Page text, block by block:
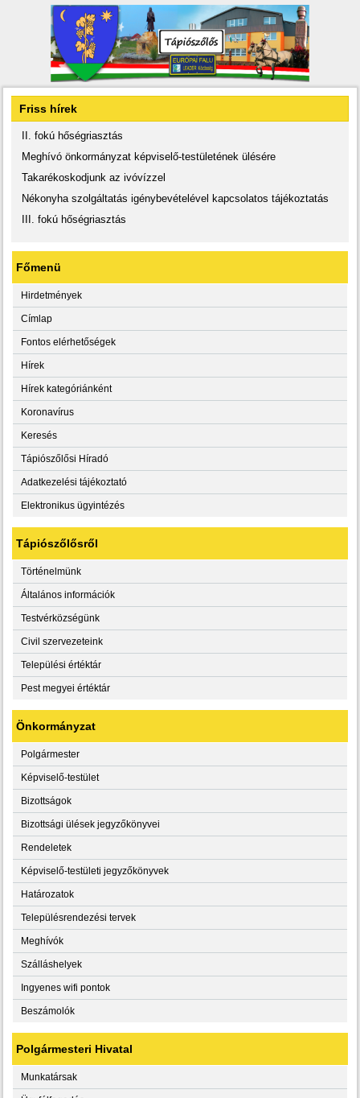
Friss hírek
II. fokú hőségriasztás
Meghívó önkormányzat képviselő-testületének ülésére
Takarékoskodjunk az ivóvízzel
Nékonyha szolgáltatás igénybevételével kapcsolatos tájékoztatás
III. fokú hőségriasztás
Főmenü
Hirdetmények
Címlap
Fontos elérhetőségek
Hírek
Hírek kategóriánként
Koronavírus
Keresés
Tápiószőlősi Híradó
Adatkezelési tájékoztató
Elektronikus ügyintézés
Tápiószőlősről
Történelmünk
Általános információk
Testvérközségünk
Civil szervezeteink
Települési értéktár
Pest megyei értéktár
Önkormányzat
Polgármester
Képviselő-testület
Bizottságok
Bizottsági ülések jegyzőkönyvei
Rendeletek
Képviselő-testületi jegyzőkönyvek
Határozatok
Településrendezési tervek
Meghívók
Szálláshelyek
Ingyenes wifi pontok
Beszámolók
Polgármesteri Hivatal
Munkatársak